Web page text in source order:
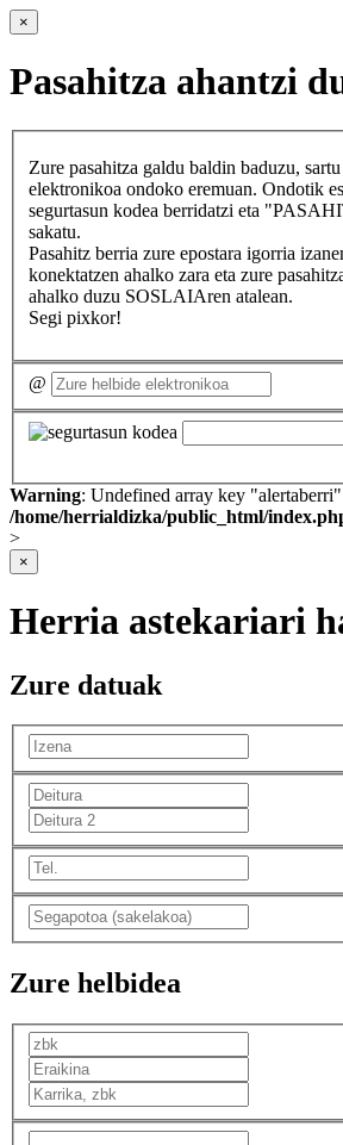
×
Pasahitza ahantzi
Zure pasahitza galdu baldin baduzu,
elektronikoa ondoko eremuan. Ondotik
segurtasun kodea berridatzi eta
sakatu.
Pasahitz berria zure epostara igorria
konektatzen ahalko zara eta zure
ahalko duzu SOSLAIAren atalean.
Segi pixkor!
@
Warning: Undefined array key
/home/herrialdizka/public_html/
>
×
Herria astekariari
Zure datuak
Zure helbidea